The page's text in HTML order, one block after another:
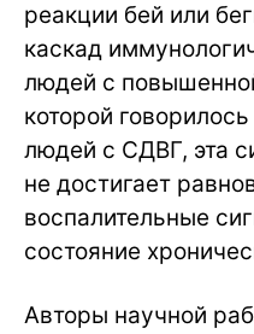
реакции бей или
каскад
людей с
которой
людей с СДВГ, эта
не достигает
воспалительные
состояние
Авторы научной